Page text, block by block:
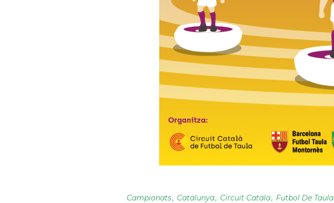
Campionats Catalunya Circuit Catala Futbol De Taula